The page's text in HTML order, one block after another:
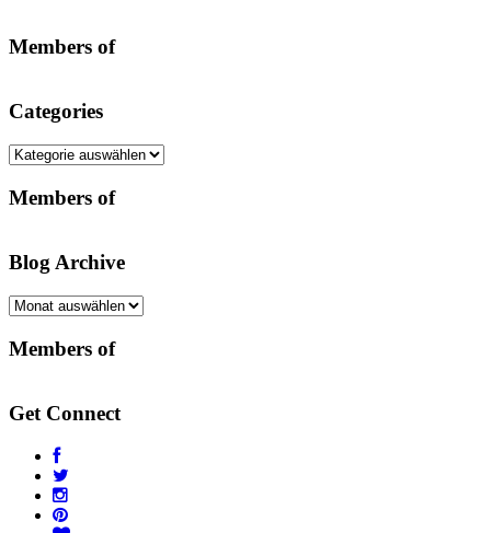
Members of
Categories
Categories
Members of
Blog Archive
Blog
Members of
Get Connect